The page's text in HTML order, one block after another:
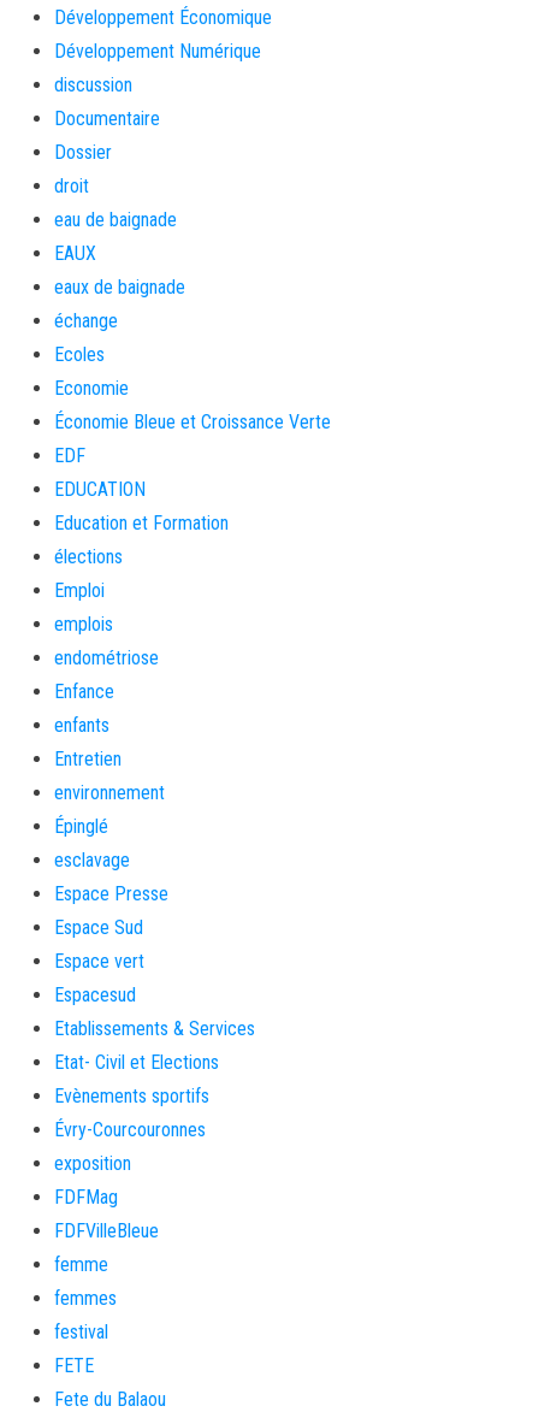
Développement Économique
Développement Numérique
discussion
Documentaire
Dossier
droit
eau de baignade
EAUX
eaux de baignade
échange
Ecoles
Economie
Économie Bleue et Croissance Verte
EDF
EDUCATION
Education et Formation
élections
Emploi
emplois
endométriose
Enfance
enfants
Entretien
environnement
Épinglé
esclavage
Espace Presse
Espace Sud
Espace vert
Espacesud
Etablissements & Services
Etat- Civil et Elections
Evènements sportifs
Évry-Courcouronnes
exposition
FDFMag
FDFVilleBleue
femme
femmes
festival
FETE
Fete du Balaou